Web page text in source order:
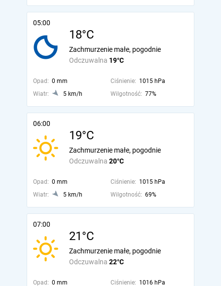
05:00
18°C
Odczuwalna 19°C
Zachmurzenie małe, pogodnie
Opad: 0 mm Ciśnienie: 1015 hPa
Wiatr:
5 km/h Wilgotność: 77%
06:00
19°C
Odczuwalna 20°C
Zachmurzenie małe, pogodnie
Opad: 0 mm Ciśnienie: 1015 hPa
Wiatr:
5 km/h Wilgotność: 69%
07:00
21°C
Odczuwalna 22°C
Zachmurzenie małe, pogodnie
Opad: 0 mm Ciśnienie: 1016 hPa